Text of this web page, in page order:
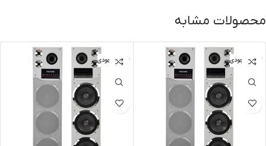
محصولات مشابه
اتمام موجودی اتمام موجودی